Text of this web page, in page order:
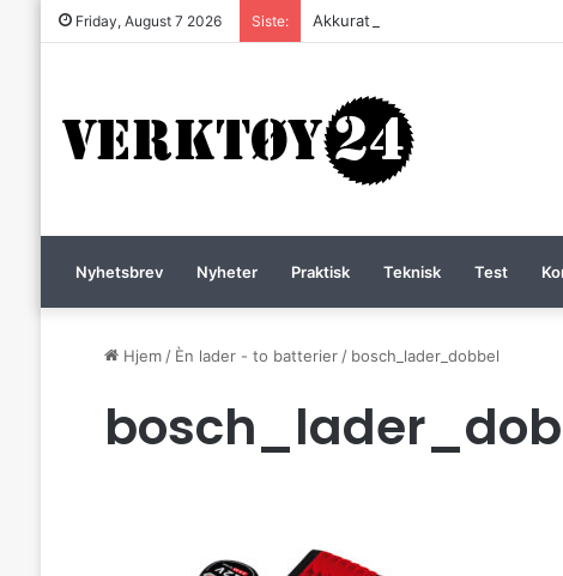
Friday, August 7 2026 Siste: Akkurat nå er batteri-bordsaga til
Nyhetsbrev Nyheter Praktisk Teknisk Test
Hjem / Èn lader - to batterier / bosch_lader_dobbel